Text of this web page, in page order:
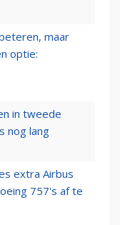
maar
optie:
in tweede
nog lang
extra Airbus
757's af te